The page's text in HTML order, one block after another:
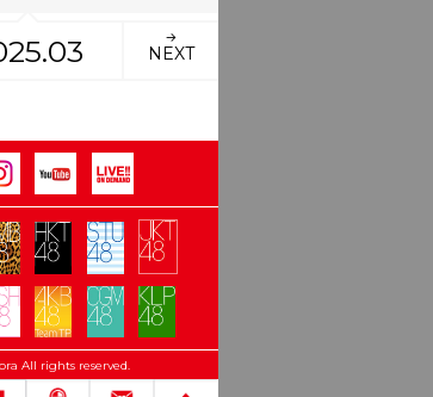
NEXT
All rights reserved.